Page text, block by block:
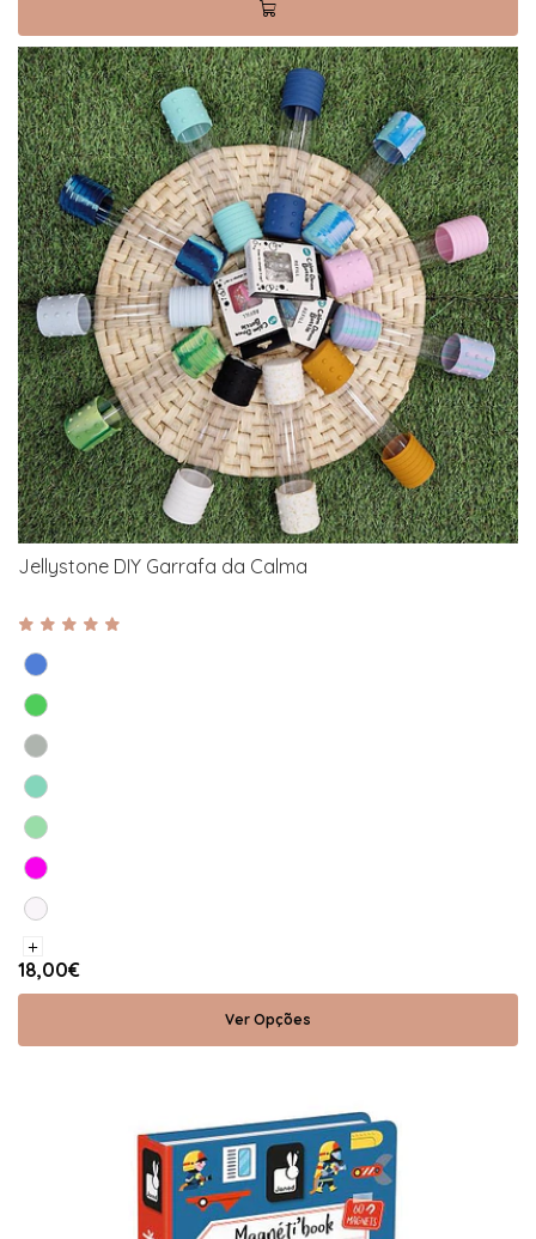
Jellystone DIY Garrafa da Calma
+
18,00€
Ver Opções